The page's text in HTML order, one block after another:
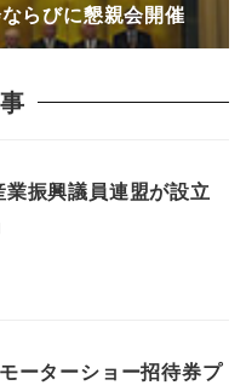
らびに懇親会開催
業振興議員連盟が設立
ーターショー招待券プ